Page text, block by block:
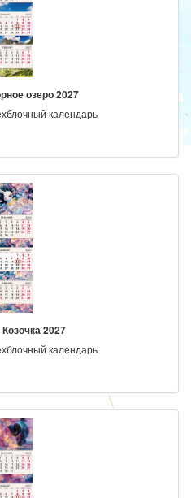
озеро 2027
календарь
2027
календарь